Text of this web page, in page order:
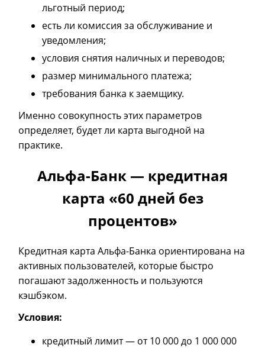
льготный период;
есть ли комиссия за обслуживание и
уведомления;
условия снятия наличных и переводов;
размер минимального платежа;
требования банка к заемщику.
Именно совокупность этих параметров
определяет, будет ли карта выгодной на
практике.
Альфа-Банк — кредитная
карта «60 дней без
процентов»
Кредитная карта Альфа-Банка ориентирована на
активных пользователей, которые быстро
погашают задолженность и пользуются
кэшбэком.
Условия:
кредитный лимит — от 10 000 до 1 000 000